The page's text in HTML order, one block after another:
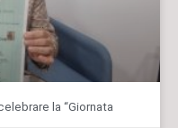
la “Giornata